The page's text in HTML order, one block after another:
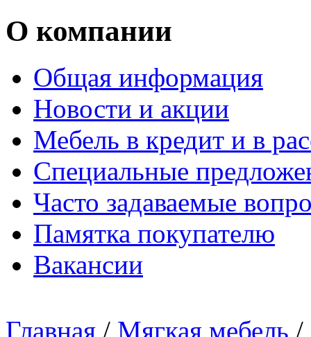
О компании
Общая информация
Новости и акции
Мебель в кредит и в
Специальные
Часто задаваемые
Памятка покупателю
Вакансии
Главная / Мягкая мебель /